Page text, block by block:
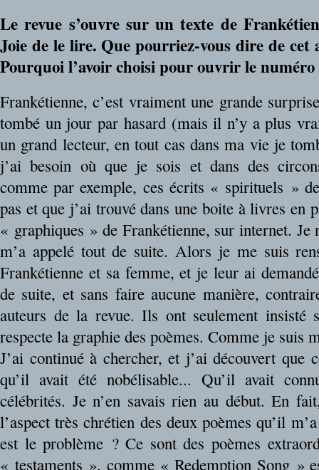
Le revue s’ouvre sur un texte de
Joie de le lire. Que pourriez-vous dire de
Pourquoi l’avoir choisi pour ouvrir le
Frankétienne, c’est vraiment une grande
tombé un jour par hasard (mais il n’y a plus
un grand lecteur, en tout cas dans ma vie je
j’ai besoin où que je sois et dans des
comme par exemple, ces écrits « spirituels »
pas et que j’ai trouvé dans une boite à livres en
« graphiques » de Frankétienne, sur internet.
m’a appelé tout de suite. Alors je me suis
Frankétienne et sa femme, et je leur ai
de suite, et sans faire aucune manière,
auteurs de la revue. Ils ont seulement
respecte la graphie des poèmes. Comme je suis
J’ai continué à chercher, et j’ai découvert que
qu’il avait été nobélisable... Qu’il avait
célébrités. Je n’en savais rien au début. En
l’aspect très chrétien des deux poèmes qu’il
est le problème ? Ce sont des poèmes
« testaments », comme « Redemption Song »